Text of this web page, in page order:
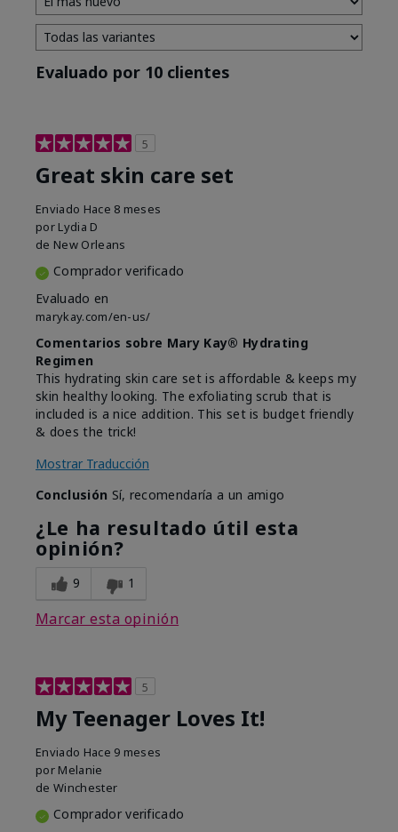
Evaluado por 10 clientes
5
Great skin care set
Enviado Hace 8 meses
por Lydia D
de New Orleans
Comprador verificado
Evaluado en
marykay.com/en-us/
Comentarios sobre Mary Kay® Hydrating
Regimen
This hydrating skin care set is affordable & keeps my
skin healthy looking. The exfoliating scrub that is
included is a nice addition. This set is budget friendly
& does the trick!
Mostrar Traducción
Conclusión Sí, recomendaría a un amigo
¿Le ha resultado útil esta
opinión?
9 1
Marcar esta opinión
5
My Teenager Loves It!
Enviado Hace 9 meses
por Melanie
de Winchester
Comprador verificado